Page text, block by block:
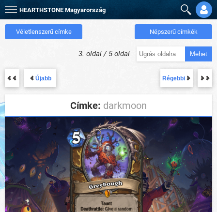
HEARTHSTONE Magyarország
Véletlenszerű címke Népszerű címkék
3. oldal / 5 oldal Mehet
Újabb Régebbi
Címke: darkmoon